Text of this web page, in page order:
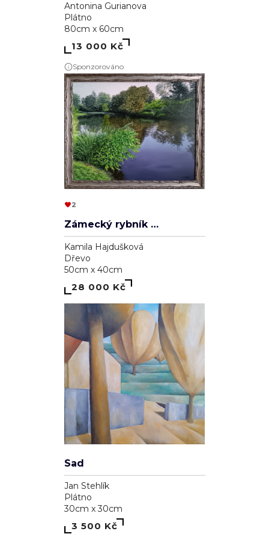
Antonina Gurianova
Plátno
80cm x 60cm
13 000 Kč
Sponzorováno
2
Zámecký rybník v Lednici
Kamila Hajdušková
Dřevo
50cm x 40cm
28 000 Kč
Sad
Jan Stehlík
Plátno
30cm x 30cm
3 500 Kč